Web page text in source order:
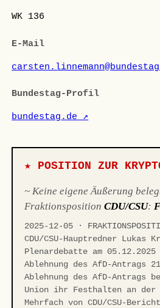
WK 136
E-Mail
Bundestag-Profil
bundestag.de ↗
★ POSITION ZUR
~ Keine eigene Äußerung
FraktionspositionCDU/CSU:
2025-12-05 ·
CDU/CSU-Hauptredner Lukas
Plenardebatte am
Ablehnung des AfD-Antrags
Ablehnung des AfD-Antrags
Union ihr Festhalten an
Mehrfach von CDU/CSU-